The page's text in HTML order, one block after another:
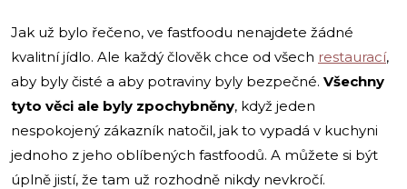
Jak už bylo řečeno, ve fastfoodu nenajdete žádné
kvalitní jídlo. Ale každý člověk chce od všech restaurací,
aby byly čisté a aby potraviny byly bezpečné. Všechny
tyto věci ale byly zpochybněny, když jeden
nespokojený zákazník natočil, jak to vypadá v kuchyni
jednoho z jeho oblíbených fastfoodů. A můžete si být
úplně jistí, že tam už rozhodně nikdy nevkročí.